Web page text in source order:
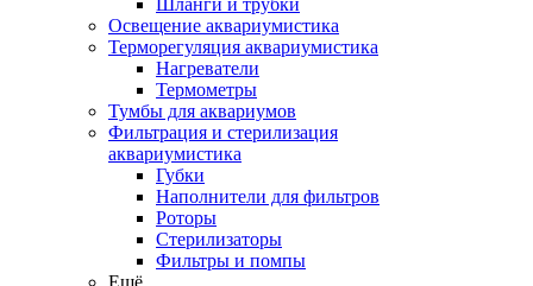
Шланги и трубки
Освещение аквариумистика
Терморегуляция аквариумистика
Нагреватели
Термометры
Тумбы для аквариумов
Фильтрация и стерилизация
аквариумистика
Губки
Наполнители для фильтров
Роторы
Стерилизаторы
Фильтры и помпы
Ещё